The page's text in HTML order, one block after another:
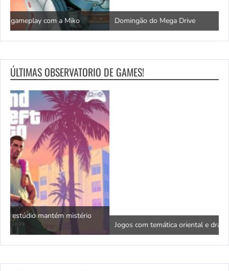
Domingão do Mega Drive
ÚLTIMAS OBSERVATORIO DE GAMES!
Jogos com temática oriental e dragões da sorte